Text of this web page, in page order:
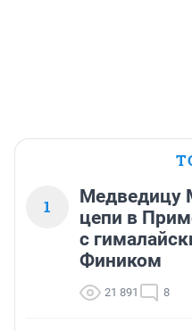
1
Медведицу
цепи в
с
Фиником
21 891 8